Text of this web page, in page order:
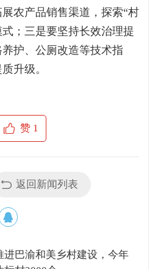
农产品销售渠道，探索“村
；三是要坚持长效治理提
护、公厕改造等技术指
升级。
赞 1
返回新闻列表
进巴渝和美乡村建设，今年